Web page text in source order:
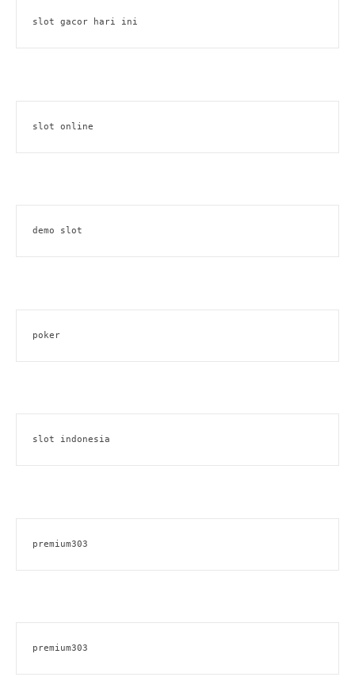
slot gacor hari ini
slot online
demo slot
poker
slot indonesia
premium303
premium303